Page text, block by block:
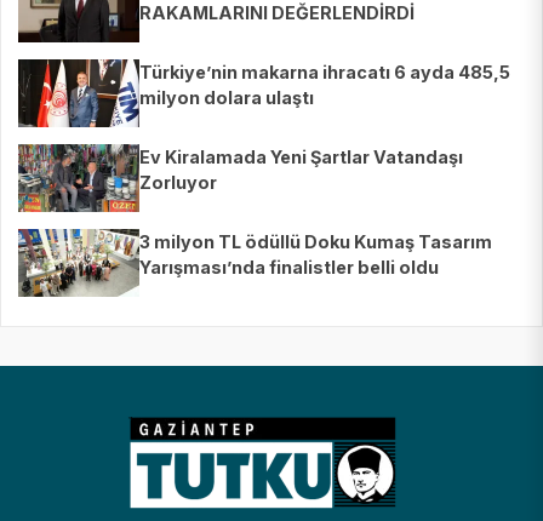
RAKAMLARINI DEĞERLENDİRDİ
Türkiye’nin makarna ihracatı 6 ayda 485,5
milyon dolara ulaştı
Ev Kiralamada Yeni Şartlar Vatandaşı
Zorluyor
3 milyon TL ödüllü Doku Kumaş Tasarım
Yarışması’nda finalistler belli oldu